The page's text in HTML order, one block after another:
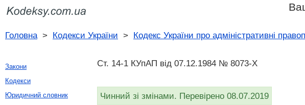
Головна> Кодекси України > Кодекс України про адміністративні
Ст. 14-1 КУпАП вiд 07.12.1984 № 8073-X
Чинний зі змінами. Перевірено 08.07.2019
Закони
Кодекси
Юридичний словник